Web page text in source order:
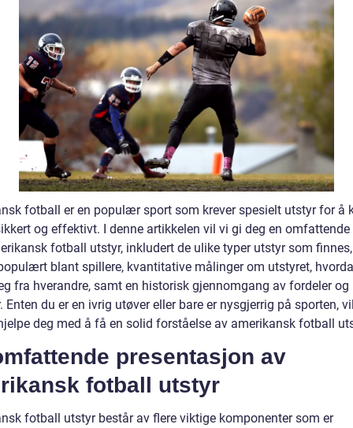
fotball er en populær sport som krever spesielt utstyr for å
og effektivt. I denne artikkelen vil vi gi deg en
fotball utstyr, inkludert de ulike typer utstyr som
blant spillere, kvantitative målinger om utstyret,
fra hverandre, samt en historisk gjennomgang av fordeler og
Enten du er en ivrig utøver eller bare er nysgjerrig på sporten,
deg med å få en solid forståelse av amerikansk fotball
presentasjon av
fotball utstyr
fotball utstyr består av flere viktige komponenter som er